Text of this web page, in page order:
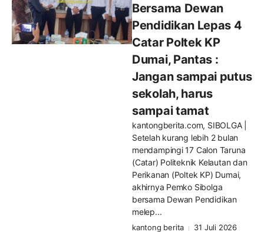
Bersama Dewan
Pendidikan Lepas 4
Catar Poltek KP
Dumai, Pantas :
Jangan sampai putus
sekolah, harus
sampai tamat
kantongberita.com, SIBOLGA |
Setelah kurang lebih 2 bulan
mendampingi 17 Calon Taruna
(Catar) Politeknik Kelautan dan
Perikanan (Poltek KP) Dumai,
akhirnya Pemko Sibolga
bersama Dewan Pendidikan
melep...
kantong berita 31 Juli 2026